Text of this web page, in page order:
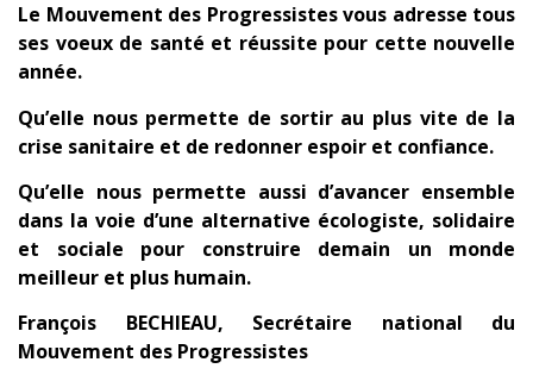
Le Mouvement des Progressistes vous adresse tous
ses voeux de santé et réussite pour cette nouvelle
année.
Qu’elle nous permette de sortir au plus vite de la
crise sanitaire et de redonner espoir et confiance.
Qu’elle nous permette aussi d’avancer ensemble
dans la voie d’une alternative écologiste, solidaire
et sociale pour construire demain un monde
meilleur et plus humain.
François BECHIEAU, Secrétaire national du
Mouvement des Progressistes